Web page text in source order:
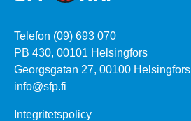
Telefon (09) 693 070
PB 430, 00101 Helsingfors
Georgsgatan 27, 00100 Helsingfors
info@sfp.fi
Integritetspolicy